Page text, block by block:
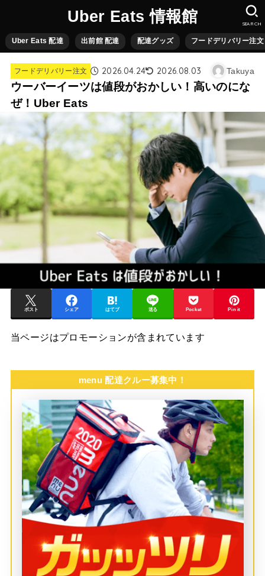
Uber Eats 情報館
Uber Eats 配達 出前館 配達 配達グッズ フードデリバリー注文
SEARCH
フードデリバリー注文 2026.04.24 2026.08.03 Takuya
ウーバーイーツは値段がおかしい！高いのにな
ぜ！Uber Eats
ポスト シェア はてブ 送る Pocket Pin it
当ページはプロモーションが含まれています
menu 配達クルー募集中！